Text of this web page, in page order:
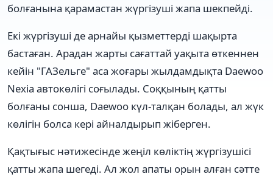
болғанына қарамастан жүргізуші жапа шекпейді.
Екі жүргізуші де арнайы қызметтерді шақырта
бастаған. Арадан жарты сағаттай уақыта өткеннен
кейін "ГАЗельге" аса жоғары жылдамдықта Daewoo
Nexia автокөлігі соғылады. Соққының қатты
болғаны сонша, Daewoo күл-талқан болады, ал жүк
көлігін болса кері айналдырып жіберген.
Қақтығыс нәтижесінде жеңіл көліктің жүргізушісі
қатты жапа шегеді. Ал жол апаты орын алған сәтте